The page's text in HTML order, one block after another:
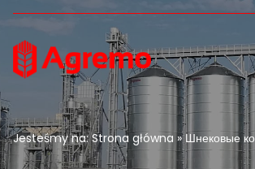
Skip to content
Jesteśmy na:Strona główna » Шнековые